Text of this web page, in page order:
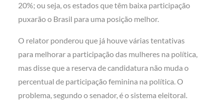
20%; ou seja, os estados que têm baixa participação
puxarão o Brasil para uma posição melhor.
O relator ponderou que já houve várias tentativas
para melhorar a participação das mulheres na política,
mas disse que a reserva de candidatura não muda o
percentual de participação feminina na política. O
problema, segundo o senador, é o sistema eleitoral.